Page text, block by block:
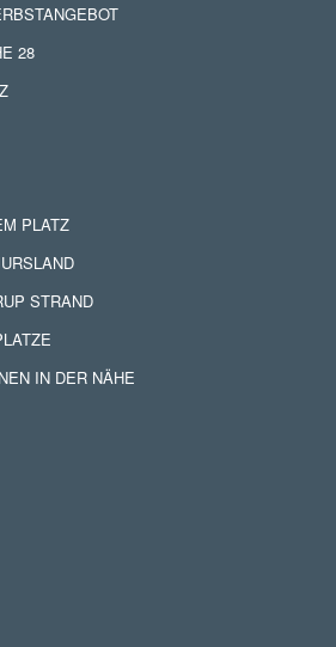
28
PLATZ
STRAND
IN DER NÄHE